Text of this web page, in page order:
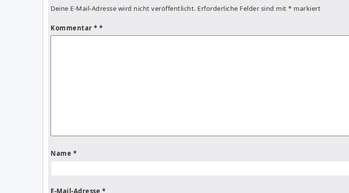
Deine E-Mail-Adresse wird nicht veröffentlicht. Erforderliche Felder sind mit * markiert
Kommentar *
Name *
E-Mail-Adresse *